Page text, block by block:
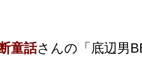
童話さんの「底辺男